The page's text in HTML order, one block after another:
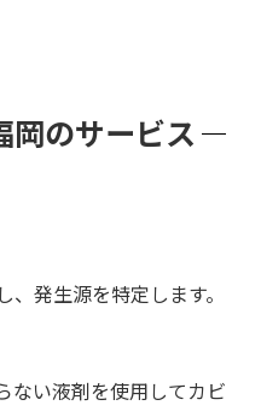
岡のサービス
発生源を特定します。
ない液剤を使用してカビ